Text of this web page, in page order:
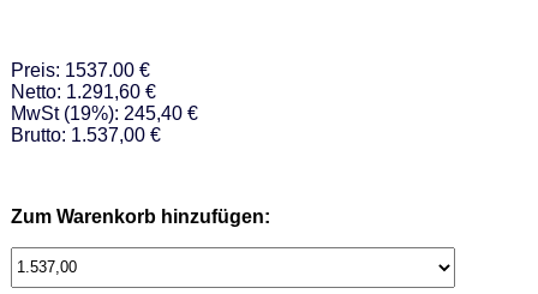
Preis: 1537.00 €
Netto: 1.291,60 €
MwSt (19%): 245,40 €
Brutto: 1.537,00 €
Zum Warenkorb hinzufügen: